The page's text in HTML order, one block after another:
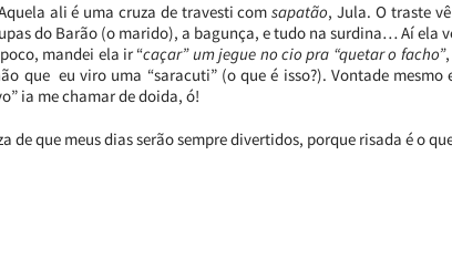
ali é uma cruza de travesti comsapatão, Jula. O traste
do Barão (o marido), a bagunça, e tudo na surdina… Aí ela
mandei ela ir “caçar” um jegue no cio pra “quetar o facho”
que eu viro uma “saracuti” (o que é isso?). Vontade mesmo
ia me chamar de doida, ó!
de que meus dias serão sempre divertidos, porque risada é o